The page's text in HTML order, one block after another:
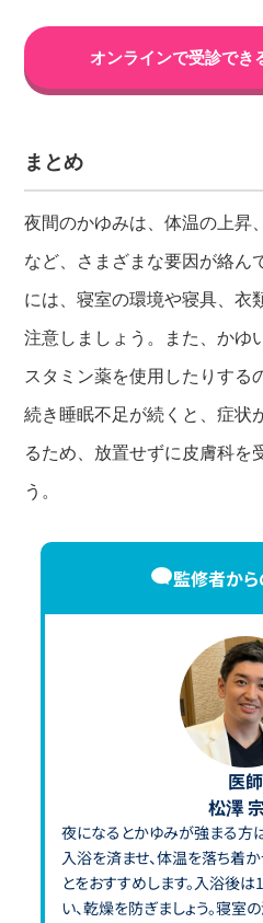
オンラインで受診で
まとめ
夜間のかゆみは、体温の上昇
など、さまざまな要因が絡ん
には、寝室の環境や寝具、衣
注意しましょう。また、かゆ
スタミン薬を使用したりする
続き睡眠不足が続くと、症状
るため、放置せずに皮膚科を
う。
監修者から
医師
松澤
夜になるとかゆみが強まる方
入浴を済ませ、体温を落ち着
とをおすすめします。入浴後
い、乾燥を防ぎましょう。寝